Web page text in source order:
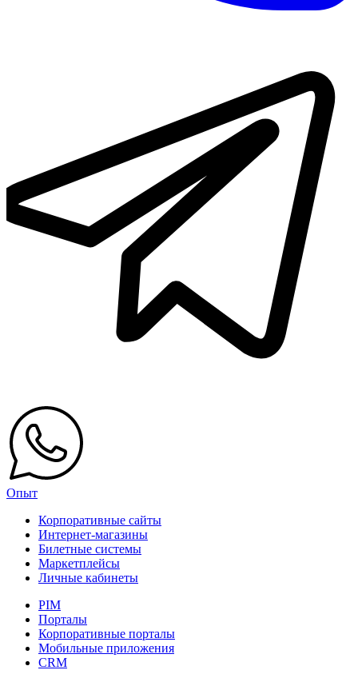
Опыт
Корпоративные сайты
Интернет-магазины
Билетные системы
Маркетплейсы
Личные кабинеты
PIM
Порталы
Корпоративные порталы
Мобильные приложения
CRM